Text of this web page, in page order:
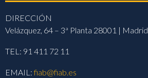
DIRECCIÓN
Velázquez, 64 – 3ª Planta 28001 | Madrid
TEL: 91 411 72 11
EMAIL:fiab@fiab.es